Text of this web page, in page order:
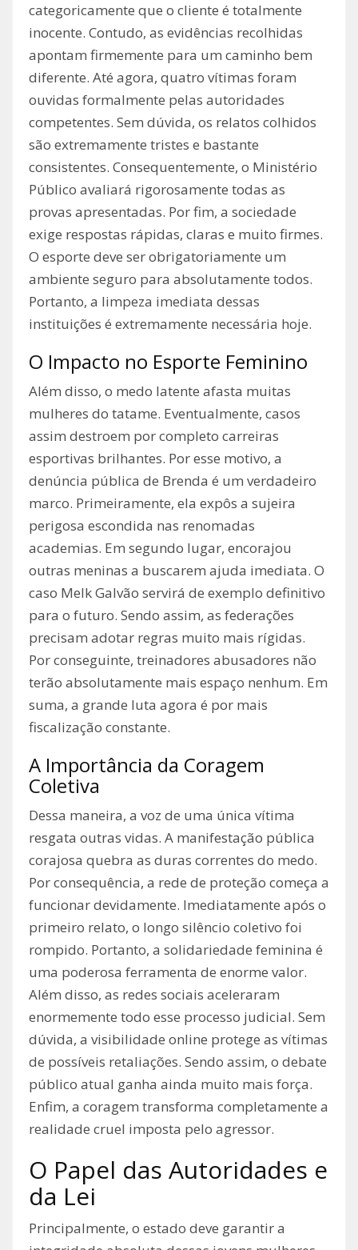
categoricamente que o cliente é totalmente
inocente. Contudo, as evidências recolhidas
apontam firmemente para um caminho bem
diferente. Até agora, quatro vítimas foram
ouvidas formalmente pelas autoridades
competentes. Sem dúvida, os relatos colhidos
são extremamente tristes e bastante
consistentes. Consequentemente, o Ministério
Público avaliará rigorosamente todas as
provas apresentadas. Por fim, a sociedade
exige respostas rápidas, claras e muito firmes.
O esporte deve ser obrigatoriamente um
ambiente seguro para absolutamente todos.
Portanto, a limpeza imediata dessas
instituições é extremamente necessária hoje.
O Impacto no Esporte Feminino
Além disso, o medo latente afasta muitas
mulheres do tatame. Eventualmente, casos
assim destroem por completo carreiras
esportivas brilhantes. Por esse motivo, a
denúncia pública de Brenda é um verdadeiro
marco. Primeiramente, ela expôs a sujeira
perigosa escondida nas renomadas
academias. Em segundo lugar, encorajou
outras meninas a buscarem ajuda imediata. O
caso Melk Galvão servirá de exemplo definitivo
para o futuro. Sendo assim, as federações
precisam adotar regras muito mais rígidas.
Por conseguinte, treinadores abusadores não
terão absolutamente mais espaço nenhum. Em
suma, a grande luta agora é por mais
fiscalização constante.
A Importância da Coragem
Coletiva
Dessa maneira, a voz de uma única vítima
resgata outras vidas. A manifestação pública
corajosa quebra as duras correntes do medo.
Por consequência, a rede de proteção começa a
funcionar devidamente. Imediatamente após o
primeiro relato, o longo silêncio coletivo foi
rompido. Portanto, a solidariedade feminina é
uma poderosa ferramenta de enorme valor.
Além disso, as redes sociais aceleraram
enormemente todo esse processo judicial. Sem
dúvida, a visibilidade online protege as vítimas
de possíveis retaliações. Sendo assim, o debate
público atual ganha ainda muito mais força.
Enfim, a coragem transforma completamente a
realidade cruel imposta pelo agressor.
O Papel das Autoridades e
da Lei
Principalmente, o estado deve garantir a